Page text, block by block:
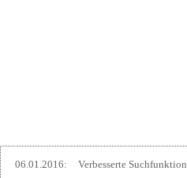
06.01.2016: Verbesserte Suchfunktion